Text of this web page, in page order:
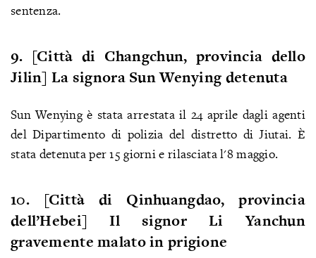
sentenza.
9. [Città di Changchun, provincia dello
Jilin] La signora Sun Wenying detenuta
Sun Wenying è stata arrestata il 24 aprile dagli agenti
del Dipartimento di polizia del distretto di Jiutai. È
stata detenuta per 15 giorni e rilasciata l'8 maggio.
10. [Città di Qinhuangdao, provincia
dell’Hebei] Il signor Li Yanchun
gravemente malato in prigione